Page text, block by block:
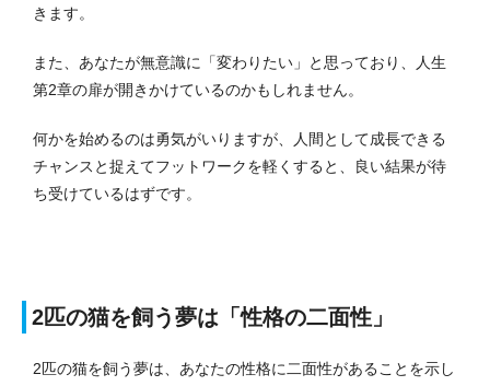
きます。
また、あなたが無意識に「変わりたい」と思っており、人生
第2章の扉が開きかけているのかもしれません。
何かを始めるのは勇気がいりますが、人間として成長できる
チャンスと捉えてフットワークを軽くすると、良い結果が待
ち受けているはずです。
2匹の猫を飼う夢は「性格の二面性」
2匹の猫を飼う夢は、あなたの性格に二面性があることを示し